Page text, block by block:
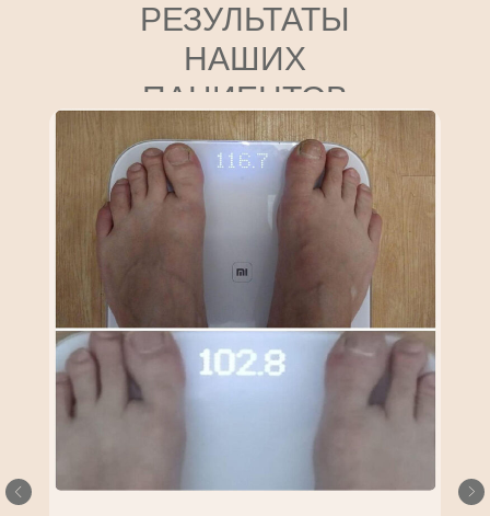
РЕЗУЛЬТАТЫ
НАШИХ
ПАЦИЕНТОВ